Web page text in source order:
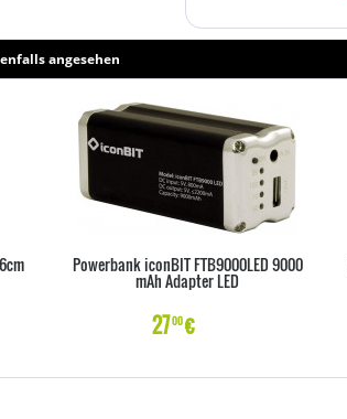
angesehen
Powerbank iconBIT FTB9000LED 9000
mAh Adapter LED
2700€